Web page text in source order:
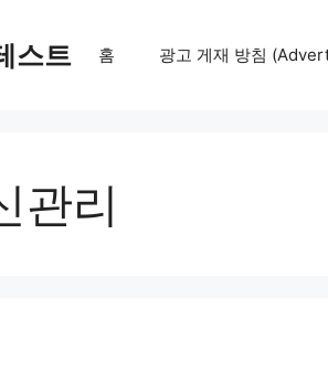
스트 홈 광고 게재 방침
관리